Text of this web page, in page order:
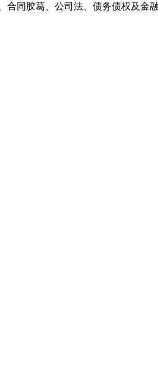
同胶葛、公司法、债务债权及金